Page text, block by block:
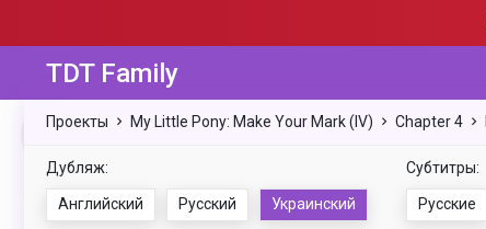
TDT Family
Проекты My Little Pony: Make Your Mark (IV) Chapter 4
Дубляж:
Английский Русский Украинский
Субтитры:
Русские